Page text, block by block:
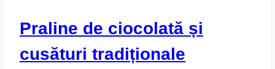
Praline de ciocolată și
cusături tradiționale